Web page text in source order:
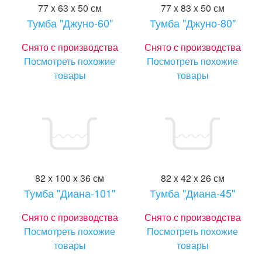
77 x 63 x 50 см
Тумба "Джуно-60"
Снято с производства
Посмотреть похожие
товары
77 x 83 x 50 см
Тумба "Джуно-80"
Снято с производства
Посмотреть похожие
товары
82 x 100 x 36 см
Тумба "Диана-101"
Снято с производства
Посмотреть похожие
товары
82 x 42 x 26 см
Тумба "Диана-45"
Снято с производства
Посмотреть похожие
товары